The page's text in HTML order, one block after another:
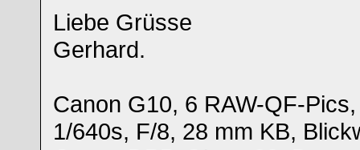
Liebe Grüsse
Gerhard.
Canon G10, 6 RAW-QF-
1/640s, F/8, 28 mm KB,